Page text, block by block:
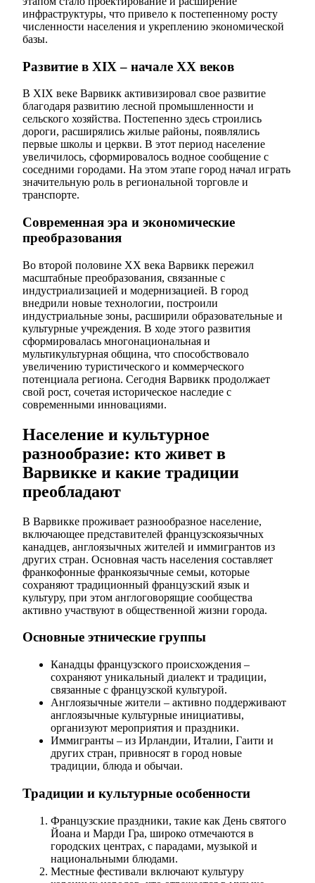
инфраструктуры, что привело к постепенному росту
численности населения и укреплению экономической
базы.
Развитие в XIX – начале XX веков
В XIX веке Варвикк активизировал свое развитие
благодаря развитию лесной промышленности и
сельского хозяйства. Постепенно здесь строились
дороги, расширялись жилые районы, появлялись
первые школы и церкви. В этот период население
увеличилось, сформировалось водное сообщение с
соседними городами. На этом этапе город начал играть
значительную роль в региональной торговле и
транспорте.
Современная эра и экономические
преобразования
Во второй половине XX века Варвикк пережил
масштабные преобразования, связанные с
индустриализацией и модернизацией. В город
внедрили новые технологии, построили
индустриальные зоны, расширили образовательные и
культурные учреждения. В ходе этого развития
сформировалась многонациональная и
мультикультурная община, что способствовало
увеличению туристического и коммерческого
потенциала региона. Сегодня Варвикк продолжает
свой рост, сочетая историческое наследие с
современными инновациями.
Население и культурное
разнообразие: кто живет в
Варвикке и какие традиции
преобладают
В Варвикке проживает разнообразное население,
включающее представителей французскоязычных
канадцев, англоязычных жителей и иммигрантов из
других стран. Основная часть населения составляет
франкофонные франкоязычные семьи, которые
сохраняют традиционный французский язык и
культуру, при этом англоговорящие сообщества
активно участвуют в общественной жизни города.
Основные этнические группы
Канадцы французского происхождения –
сохраняют уникальный диалект и традиции,
связанные с французской культурой.
Англоязычные жители – активно поддерживают
англоязычные культурные инициативы,
организуют мероприятия и праздники.
Иммигранты – из Ирландии, Италии, Гаити и
других стран, привносят в город новые
традиции, блюда и обычаи.
Традиции и культурные особенности
Французские праздники, такие как День святого
Йоана и Марди Гра, широко отмечаются в
городских центрах, с парадами, музыкой и
национальными блюдами.
Местные фестивали включают культуру